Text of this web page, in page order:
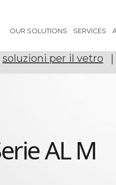
OUR SOLUTIONS SERVICES
soluzioni per il vetro |
AL M